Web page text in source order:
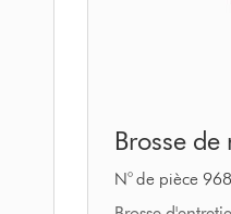
de
nettoyage
Brosse
N° de pièce